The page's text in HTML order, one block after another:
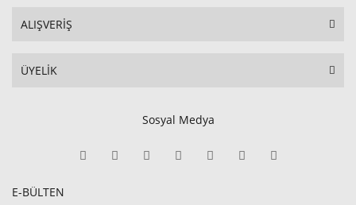
ALIŞVERİŞ
ÜYELİK
Sosyal Medya
E-BÜLTEN